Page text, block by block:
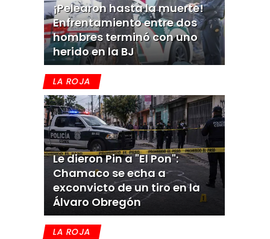
¡Pelearon hasta la muerte!
Enfrentamiento entre dos
hombres terminó con uno
herido en la BJ
LA ROJA
Le dieron Pin a "El Pon":
Chamaco se echa a
exconvicto de un tiro en la
Álvaro Obregón
LA ROJA